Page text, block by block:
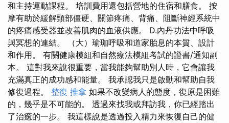
和主持運動課程。 培訓費用還包括營地的住宿和膳食。 按
摩有助於緩解頸部僵硬、關節疼痛、背痛、阻斷神經系統中
的疼痛感受器並改善肌肉的血液供應。 D.內丹功法中呼吸
與冥想的連結。 （大）瑜珈呼吸和道家胎息的本質、設計
和作用。 有關健康模組和自然療法模組考試的證書/通知副
本。 這對我來說很重要，當我能夠幫助別人時，它會讓我
充滿真正的成功感和能量。 我承認我只是啟動和幫助自我
修復過程。 整復 推拿 如果不改變病人的態度，復原是困難
的，幾乎是不可能的。 透過來找我或拜訪我，你已經踏出
了治癒的一步。 我這樣說是透過投入精力來恢復自己的健